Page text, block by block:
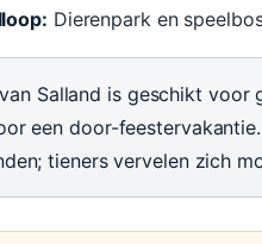
Dierenpark en
Salland is geschikt voor
een door-
tieners vervelen zich